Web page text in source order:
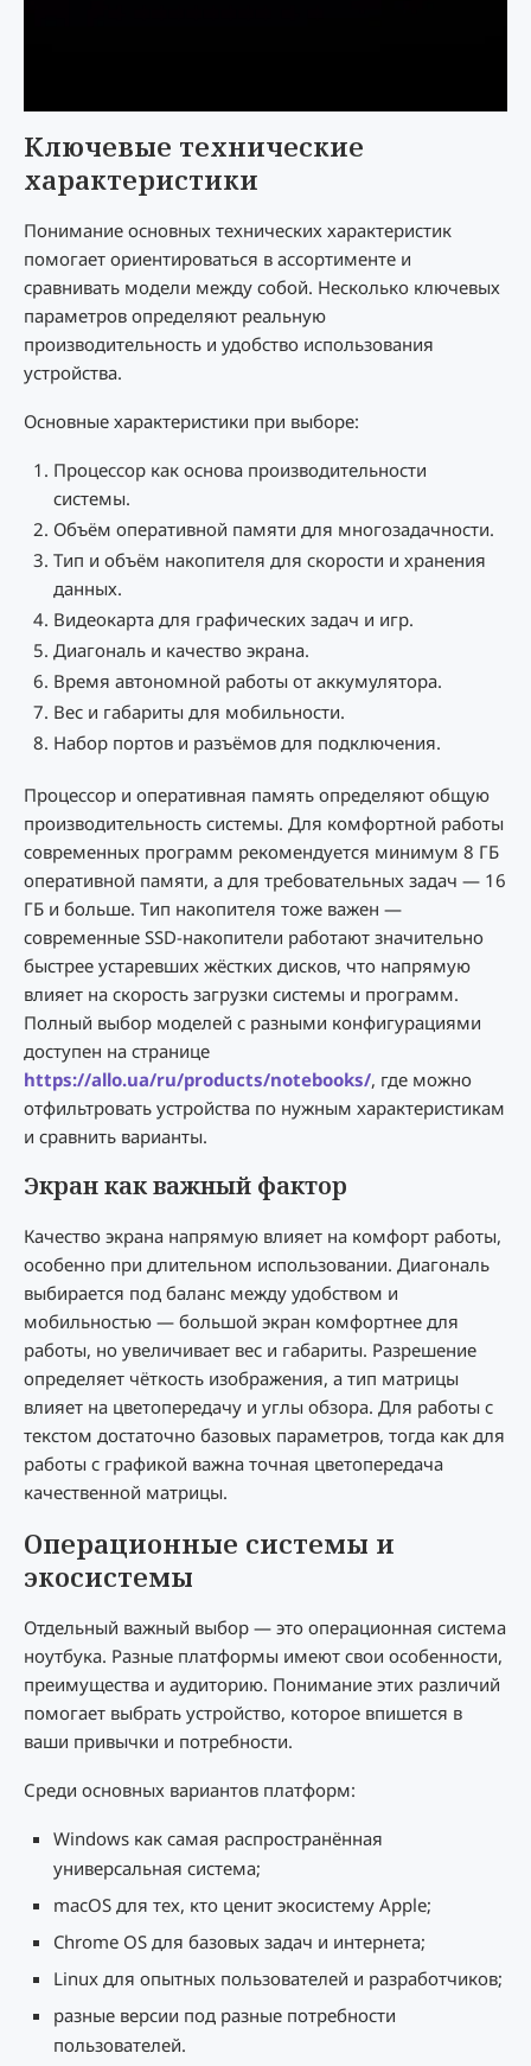
Ключевые технические
характеристики
Понимание основных технических характеристик
помогает ориентироваться в ассортименте и
сравнивать модели между собой. Несколько ключевых
параметров определяют реальную
производительность и удобство использования
устройства.
Основные характеристики при выборе:
Процессор как основа производительности
системы.
Объём оперативной памяти для многозадачности.
Тип и объём накопителя для скорости и хранения
данных.
Видеокарта для графических задач и игр.
Диагональ и качество экрана.
Время автономной работы от аккумулятора.
Вес и габариты для мобильности.
Набор портов и разъёмов для подключения.
Процессор и оперативная память определяют общую
производительность системы. Для комфортной работы
современных программ рекомендуется минимум 8 ГБ
оперативной памяти, а для требовательных задач — 16
ГБ и больше. Тип накопителя тоже важен —
современные SSD-накопители работают значительно
быстрее устаревших жёстких дисков, что напрямую
влияет на скорость загрузки системы и программ.
Полный выбор моделей с разными конфигурациями
доступен на странице
https://allo.ua/ru/products/notebooks/, где можно
отфильтровать устройства по нужным характеристикам
и сравнить варианты.
Экран как важный фактор
Качество экрана напрямую влияет на комфорт работы,
особенно при длительном использовании. Диагональ
выбирается под баланс между удобством и
мобильностью — большой экран комфортнее для
работы, но увеличивает вес и габариты. Разрешение
определяет чёткость изображения, а тип матрицы
влияет на цветопередачу и углы обзора. Для работы с
текстом достаточно базовых параметров, тогда как для
работы с графикой важна точная цветопередача
качественной матрицы.
Операционные системы и
экосистемы
Отдельный важный выбор — это операционная система
ноутбука. Разные платформы имеют свои особенности,
преимущества и аудиторию. Понимание этих различий
помогает выбрать устройство, которое впишется в
ваши привычки и потребности.
Среди основных вариантов платформ:
Windows как самая распространённая
универсальная система;
macOS для тех, кто ценит экосистему Apple;
Chrome OS для базовых задач и интернета;
Linux для опытных пользователей и разработчиков;
разные версии под разные потребности
пользователей.